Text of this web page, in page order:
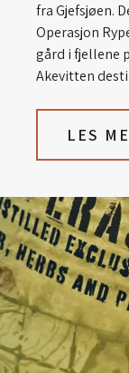
fra Gjefsjøen.
Operasjon
gård i fjellene
Akevitten
LES